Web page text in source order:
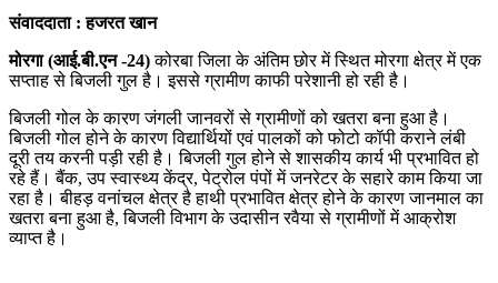
संवाददाता : हजरत खान
मोरगा (आई.बी.एन -24)कोरबा जिला के अंतिम छोर में स्थित मोरगा क्षेत्र में एक
सप्ताह से बिजली गुल है। इससे ग्रामीण काफी परेशानी हो रही है।
बिजली गोल के कारण जंगली जानवरों से ग्रामीणों को खतरा बना हुआ है।
बिजली गोल होने के कारण विद्यार्थियों एवं पालकों को फोटो कॉपी कराने लंबी
दूरी तय करनी पड़ी रही है। बिजली गुल होने से शासकीय कार्य भी प्रभावित हो
रहे हैं। बैंक, उप स्वास्थ्य केंद्र, पेट्रोल पंपों में जनरेटर के सहारे काम किया जा
रहा है। बीहड़ वनांचल क्षेत्र है हाथी प्रभावित क्षेत्र होने के कारण जानमाल का
खतरा बना हुआ है, बिजली विभाग के उदासीन रवैया से ग्रामीणों में आक्रोश
व्याप्त है।